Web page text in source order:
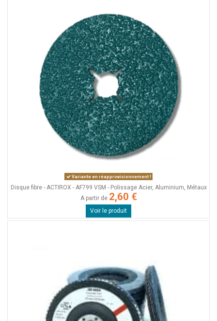
Variante en réapprovisionnement !
Disque fibre - ACTIROX - AF799 VSM - Polissage Acier, Aluminium, Métaux
A partir de 2,60 €
Voir le produit